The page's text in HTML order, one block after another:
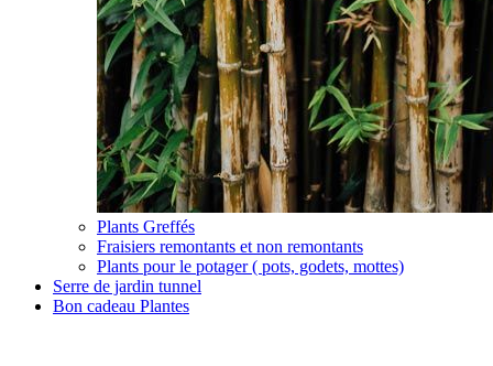
Plants Greffés
Fraisiers remontants et non remontants
Plants pour le potager ( pots, godets, mottes)
Serre de jardin tunnel
Bon cadeau Plantes